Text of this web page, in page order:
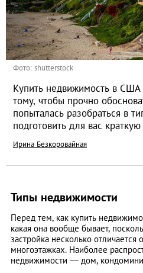
Фото: shutterstock
Купить недвижимость в
тому, чтобы прочно
попыталась разобраться в
подготовить для вас
Ирина Безкоровайная
Типы недвижимости
Перед тем, как купить
какая она вообще бывает,
застройка несколько
многоэтажках. Наиболее
недвижимости — дом,